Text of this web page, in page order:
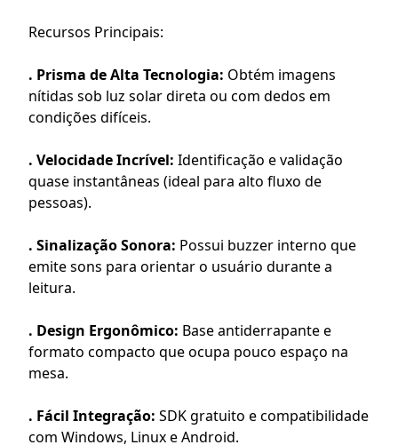
Recursos Principais:
. Prisma de Alta Tecnologia: Obtém imagens
nítidas sob luz solar direta ou com dedos em
condições difíceis.
. Velocidade Incrível: Identificação e validação
quase instantâneas (ideal para alto fluxo de
pessoas).
. Sinalização Sonora: Possui buzzer interno que
emite sons para orientar o usuário durante a
leitura.
. Design Ergonômico: Base antiderrapante e
formato compacto que ocupa pouco espaço na
mesa.
. Fácil Integração: SDK gratuito e compatibilidade
com Windows, Linux e Android.